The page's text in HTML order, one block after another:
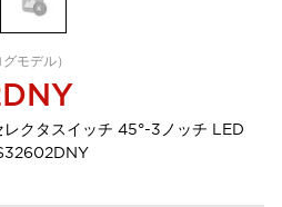
モデル）
クタスイッチ 45°-3ノッチ LED